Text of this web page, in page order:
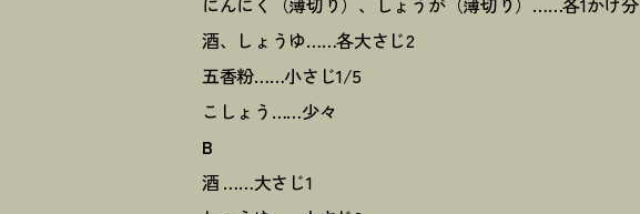
酒、しょうゆ……各大さじ2
五香粉……小さじ1/5
こしょう……少々
B
酒 ……大さじ1